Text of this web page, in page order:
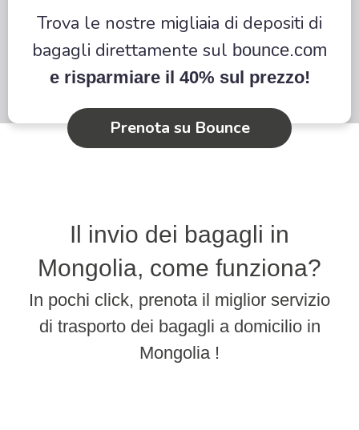
Trova le nostre migliaia di depositi di
bagagli direttamente sul bounce.com
e risparmiare il 40% sul prezzo!
Prenota su Bounce
Il invio dei bagagli in
Mongolia, come funziona?
In pochi click, prenota il miglior servizio
di trasporto dei bagagli a domicilio in
Mongolia !